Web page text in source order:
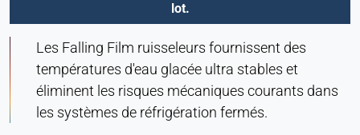
lot.
Les Falling Film ruisseleurs fournissent des
températures d'eau glacée ultra stables et
éliminent les risques mécaniques courants dans
les systèmes de réfrigération fermés.
Cookie duration:
Session - 2 ans